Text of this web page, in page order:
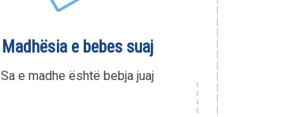
Madhësia e bebes suaj
Sa e madhe është bebja juaj